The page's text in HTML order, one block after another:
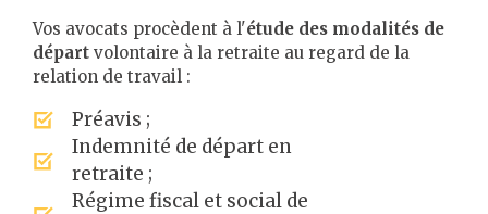
Vos avocats procèdent à l'étude des modalités de
départvolontaire à la retraite au regard de la
relation de travail :
Préavis ;
Indemnité de départ en
retraite ;
Régime fiscal et social de